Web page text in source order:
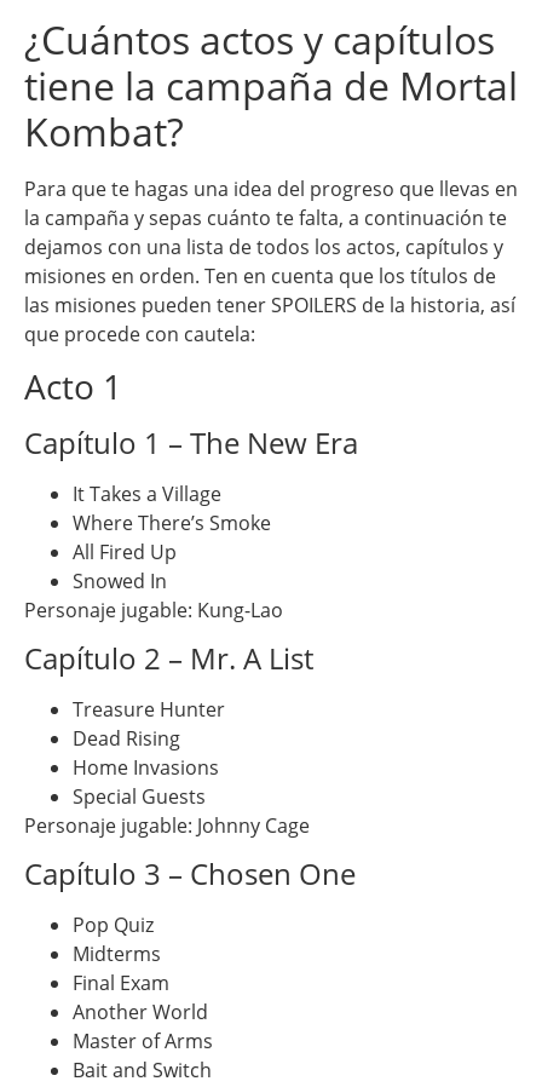
¿Cuántos actos y capítulos
tiene la campaña de Mortal
Kombat?
Para que te hagas una idea del progreso que llevas en
la campaña y sepas cuánto te falta, a continuación te
dejamos con una lista de todos los actos, capítulos y
misiones en orden. Ten en cuenta que los títulos de
las misiones pueden tener SPOILERS de la historia, así
que procede con cautela:
Acto 1
Capítulo 1 – The New Era
It Takes a Village
Where There’s Smoke
All Fired Up
Snowed In
Personaje jugable: Kung-Lao
Capítulo 2 – Mr. A List
Treasure Hunter
Dead Rising
Home Invasions
Special Guests
Personaje jugable: Johnny Cage
Capítulo 3 – Chosen One
Pop Quiz
Midterms
Final Exam
Another World
Master of Arms
Bait and Switch